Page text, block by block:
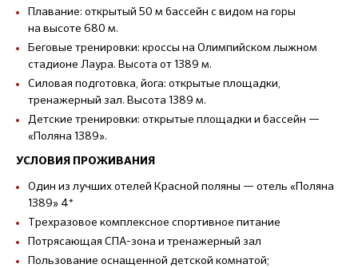
Плавание: открытый 50 м бассейн с видом на горы
на высоте 680 м.
Беговые тренировки: кроссы на Олимпийском лыжном
стадионе Лаура. Высота от 1389 м.
Силовая подготовка, йога: открытые площадки,
тренажерный зал. Высота 1389 м.
Детские тренировки: открытые площадки и бассейн —
«Поляна 1389».
УСЛОВИЯ ПРОЖИВАНИЯ
Один из лучших отелей Красной поляны — отель «Поляна
1389» 4*
Трехразовое комплексное спортивное питание
Потрясающая СПА-зона и тренажерный зал
Пользование оснащенной детской комнатой;